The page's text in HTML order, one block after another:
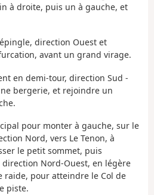
à droite, puis un à gauche, et
direction Ouest et
avant un grand virage.
en demi-tour, direction Sud -
bergerie, et rejoindre un
pour monter à gauche, sur le
Nord, vers Le Tenon, à
le petit sommet, puis
Nord-Ouest, en légère
raide, pour atteindre le Col de
piste.